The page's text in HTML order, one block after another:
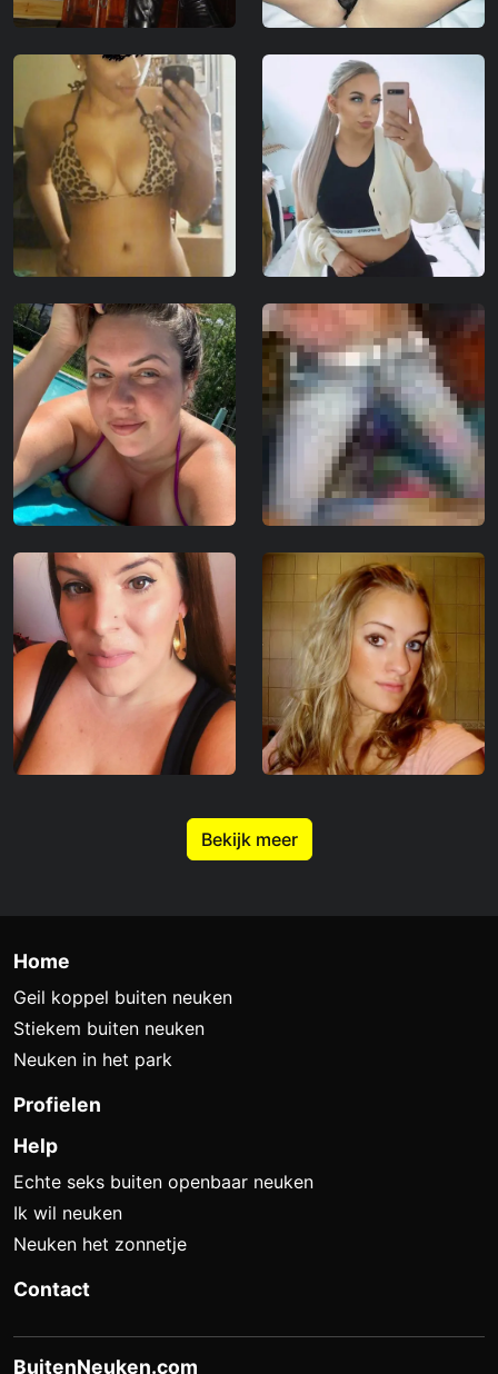
Bekijk meer
Home
Geil koppel buiten neuken
Stiekem buiten neuken
Neuken in het park
Profielen
Help
Echte seks buiten openbaar neuken
Ik wil neuken
Neuken het zonnetje
Contact
BuitenNeuken.com